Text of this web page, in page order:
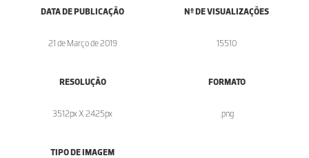
DATA DE PUBLICAÇÃO
21 de Março de 2019
Nº DE VISUALIZAÇÕES
15510
RESOLUÇÃO
3512px X 2425px
FORMATO
.png
TIPO DE IMAGEM